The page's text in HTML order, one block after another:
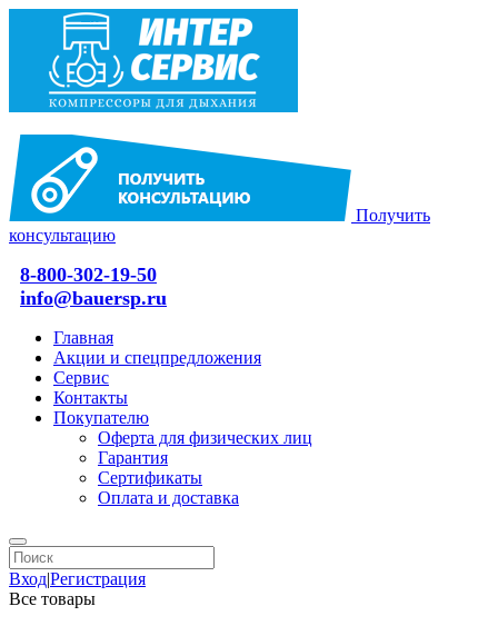
Получить
консультацию
8-800-302-19-50
info@bauersp.ru
Главная
Акции и спецпредложения
Сервис
Контакты
Покупателю
Оферта для физических лиц
Гарантия
Сертификаты
Оплата и доставка
Вход|Регистрация
Все товары